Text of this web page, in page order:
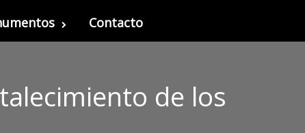
Contacto
de los